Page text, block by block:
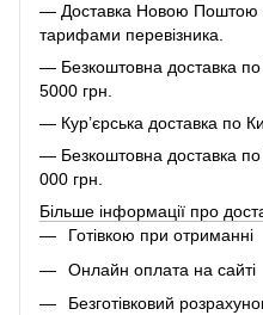
— Доставка Новою Поштою
тарифами перевізника.
— Безкоштовна доставка по
5000 грн.
— Кур’єрська доставка по
— Безкоштовна доставка по
000 грн.
Більше інформації про
Готівкою при отриманні
Онлайн оплата на сайті
Безготівковий